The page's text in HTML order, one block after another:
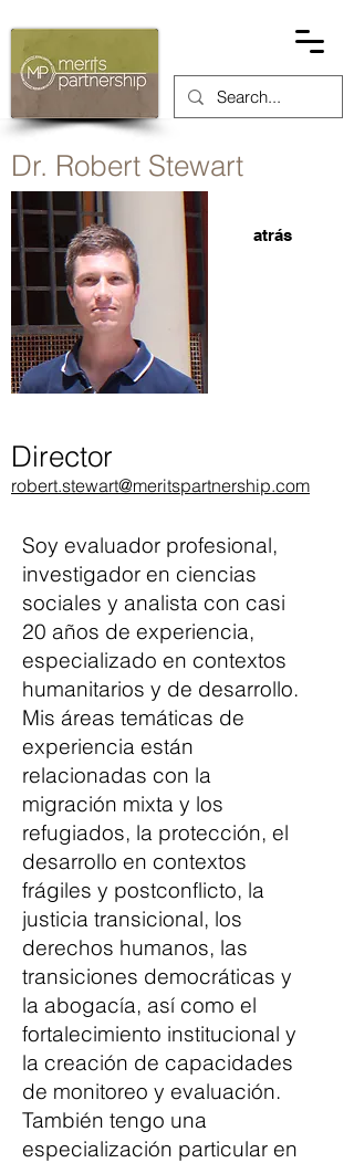
Dr. Robert Stewart
atrás
Director
robert.stewart@meritspartnership.com
Soy evaluador profesional,
investigador en ciencias
sociales y analista con casi
20 años de experiencia,
especializado en contextos
humanitarios y de desarrollo.
Mis áreas temáticas de
experiencia están
relacionadas con la
migración mixta y los
refugiados, la protección, el
desarrollo en contextos
frágiles y postconflicto, la
justicia transicional, los
derechos humanos, las
transiciones democráticas y
la abogacía, así como el
fortalecimiento institucional y
la creación de capacidades
de monitoreo y evaluación.
También tengo una
especialización particular en